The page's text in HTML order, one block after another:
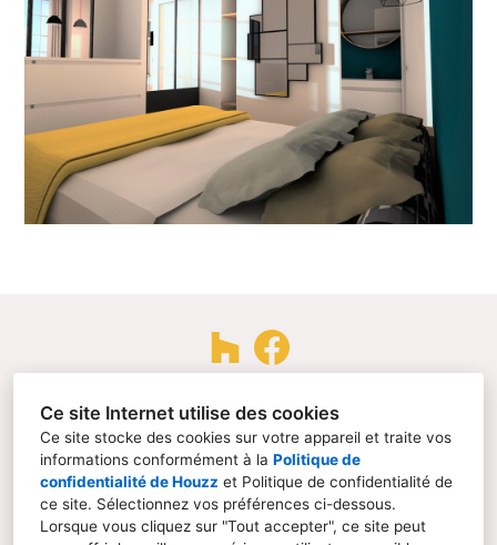
Ce site Internet utilise des cookies
Ce site stocke des cookies sur votre appareil et traite vos
informations conformément à la Politique de
confidentialité de Houzz et Politique de confidentialité de
ce site. Sélectionnez vos préférences ci-dessous.
Lorsque vous cliquez sur "Tout accepter", ce site peut
06 70 76 05 99
contact@fabriq320.com